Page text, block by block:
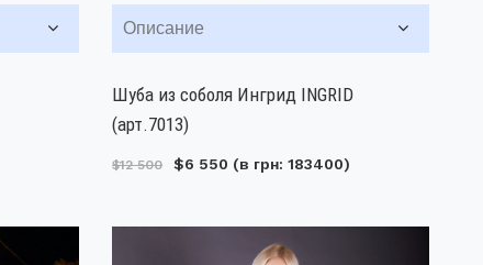
Описание
Шуба из соболя Ингрид INGRID
(арт.7013)
$12 500 $6 550 (в грн: 183400)